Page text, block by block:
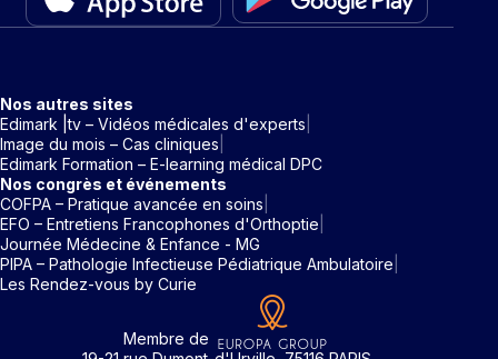
Nos autres sites
Edimark |tv – Vidéos médicales d'experts
Image du mois – Cas cliniques
Edimark Formation – E-learning médical DPC
Nos congrès et événements
COFPA – Pratique avancée en soins
EFO – Entretiens Francophones d'Orthoptie
Journée Médecine & Enfance - MG
PIPA – Pathologie Infectieuse Pédiatrique Ambulatoire
Les Rendez-vous by Curie
Membre de